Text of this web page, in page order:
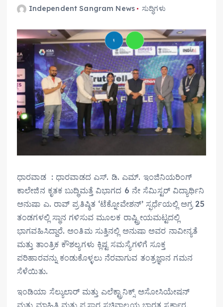
Independent Sangram News ಸುದ್ಧಿಗಳು
ಧಾರವಾಡ : ಧಾರವಾಡದ ಎಸ್‌. ಡಿ. ಎಮ್. ಇಂಜಿನಿಯರಿಂಗ್
ಕಾಲೇಜಿನ ಕೃತಕ ಬುದ್ಧಿಮತ್ತೆ ವಿಭಾಗದ 6 ನೇ ಸೆಮಿಸ್ಟರ್ ವಿದ್ಯಾರ್ಥಿನಿ
ಅನುಷಾ ಎ. ರಾವ್ ಪ್ರತಿಷ್ಠಿತ ‘ಟೆಕ್ನೋವೇಶನ್’ ಸ್ಫರ್ಧೆಯಲ್ಲಿ ಅಗ್ರ 25
ತಂಡಗಳಲ್ಲಿ ಸ್ಥಾನ ಗಳಿಸುವ ಮೂಲಕ ರಾಷ್ಟ್ರೀಯಮಟ್ಟದಲ್ಲಿ
ಭಾಗವಹಿಸಿದ್ದಾರೆ. ಅಂತಿಮ ಸುತ್ತಿನಲ್ಲಿ ಅನುಷಾ ಅವರ ನಾವೀನ್ಯತೆ
ಮತ್ತು ತಾಂತ್ರಿಕ ಕೌಶಲ್ಯಗಳು ಕ್ಲಿಷ್ಟ ಸಮಸ್ಯೆಗಳಿಗೆ ಸೂಕ್ತ
ಪರಿಹಾರವನ್ನು ಕಂಡುಕೊಳ್ಳಲು ನೆರವಾಗುವ ತಂತ್ರಜ್ಞಾನ ಗಮನ
ಸೆಳೆಯಿತು.
ಇಂಡಿಯಾ ಸೆಲ್ಯುಲಾರ್ ಮತ್ತು ಎಲೆಕ್ಟ್ರಾನಿಕ್ಸ್ ಅಸೋಸಿಯೇಷನ್